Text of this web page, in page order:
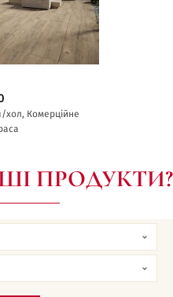
хол, Комерційне
ПРОДУКТИ?